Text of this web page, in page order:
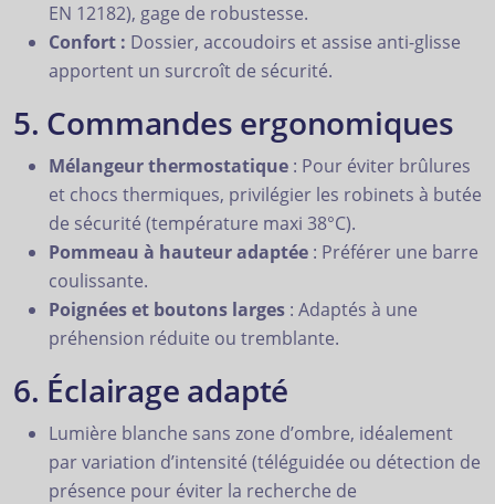
EN 12182), gage de robustesse.
Confort : Dossier, accoudoirs et assise anti-glisse
apportent un surcroît de sécurité.
5. Commandes ergonomiques
Mélangeur thermostatique : Pour éviter brûlures
et chocs thermiques, privilégier les robinets à butée
de sécurité (température maxi 38°C).
Pommeau à hauteur adaptée : Préférer une barre
coulissante.
Poignées et boutons larges : Adaptés à une
préhension réduite ou tremblante.
6. Éclairage adapté
Lumière blanche sans zone d’ombre, idéalement
par variation d’intensité (téléguidée ou détection de
présence pour éviter la recherche de